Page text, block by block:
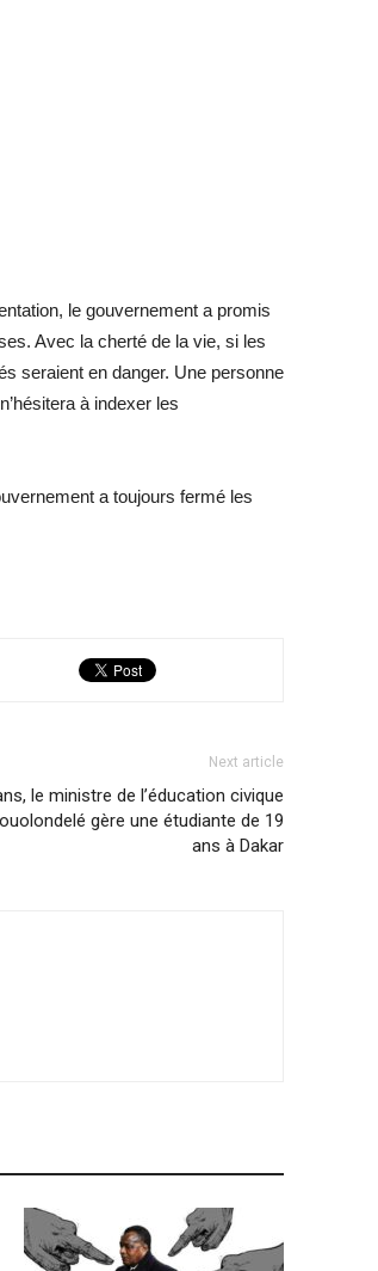
le gouvernement a promis
Avec la cherté de la vie, si les
seraient en danger. Une personne
à indexer les
a toujours fermé les
Next article
le ministre de l’éducation civique
gère une étudiante de 19
ans à Dakar